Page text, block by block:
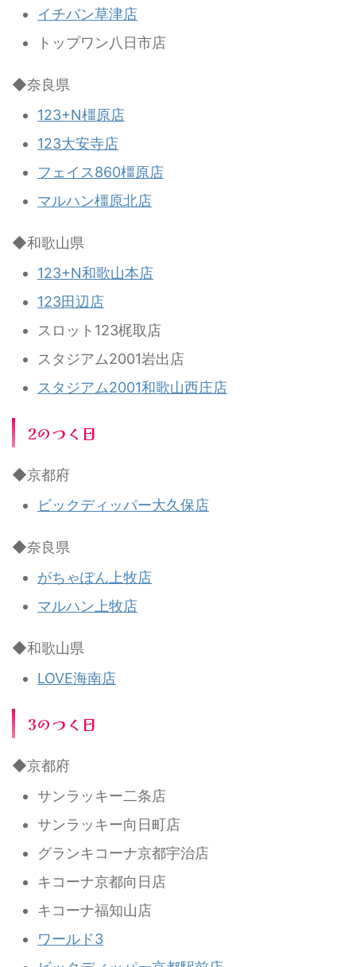
イチバン草津店
トップワン八日市店
◆奈良県
123+N橿原店
123大安寺店
フェイス860橿原店
マルハン橿原北店
◆和歌山県
123+N和歌山本店
123田辺店
スロット123梶取店
スタジアム2001岩出店
スタジアム2001和歌山西庄店
2のつく日
◆京都府
ビックディッパー大久保店
◆奈良県
がちゃぽん上牧店
マルハン上牧店
◆和歌山県
LOVE海南店
3のつく日
◆京都府
サンラッキー二条店
サンラッキー向日町店
グランキコーナ京都宇治店
キコーナ京都向日店
キコーナ福知山店
ワールド3